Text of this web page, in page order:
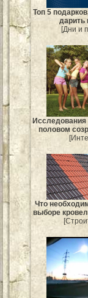
Топ 5
дарить
[Дни и
половом
Что
выборе